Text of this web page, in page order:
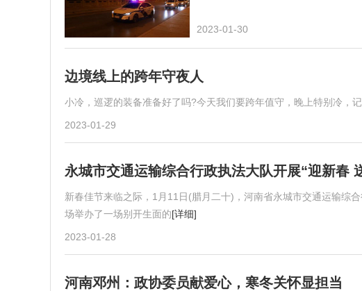
2023-01-30
边境线上的跨年守夜人
小冷，巡逻的装备准备好了吗?今天我们要跨年值守，晚上特别冷，
2023-01-29
永城市交通运输综合行政执法大队开展“迎新春
新春佳节来临之际，1月11日(腊月二十)，河南省永城市交通运输综
场举办了一场别开生面的[详细]
2023-01-28
河南邓州：政协委员献爱心，寒冬关怀显担当